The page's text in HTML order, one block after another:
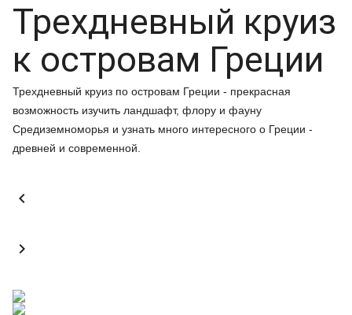
Трехдневный круиз
к островам Греции
Трехдневный круиз по островам Греции - прекрасная
возможность изучить ландшафт, флору и фауну
Средиземноморья и узнать много интересного о Греции -
древней и современной.

